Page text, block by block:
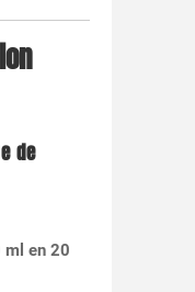
de
ml en 20